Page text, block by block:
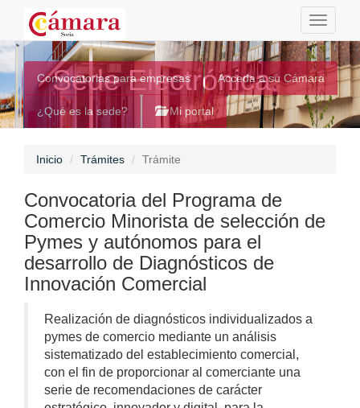
Toggle
Sede Electrónica
Convocatorias para empresas Acceda a su Cámara
¿Qué es la sede? Mi portal
Inicio Trámites Trámite
Convocatoria del Programa de
Comercio Minorista de selección de
Pymes y autónomos para el
desarrollo de Diagnósticos de
Innovación Comercial
Realización de diagnósticos individualizados a
pymes de comercio mediante un análisis
sistematizado del establecimiento comercial,
con el fin de proporcionar al comerciante una
serie de recomendaciones de carácter